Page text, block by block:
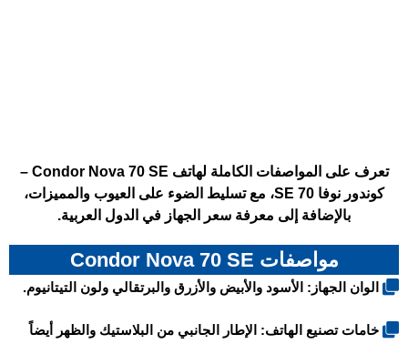
تعرف على المواصفات الكاملة لهاتف Condor Nova 70 SE –
كوندور نوفا 70 SE، مع تسليط الضوء على العيوب والمميزات،
بالإضافة إلى معرفة سعر الجهاز في الدول العربية.
مواصفات Condor Nova 70 SE
الوان الجهاز: الأسود والأبيض والأزرق والبرتقالي ولون التيتانيوم.
خامات تصنيع الهاتف: الإطار الجانبي من البلاستيك والظهر أيضاً